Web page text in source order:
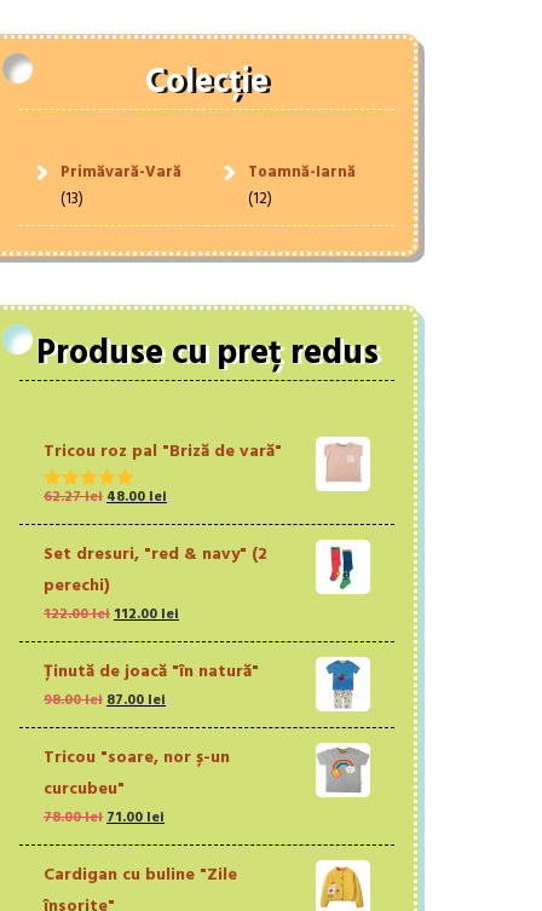
Colecție
Primăvară-Vară
(13)
Toamnă-Iarnă
(12)
Produse cu preț redus
Tricou roz pal "Briză de vară"
Evaluat la
62.27leiPrețul
inițial
a
fost:
62.27 lei.
48.00leiPrețul
curent
este:
48.00 lei.
Set dresuri, "red & navy" (2
perechi)
122.00leiPrețul
inițial
a
fost:
122.00 lei.
112.00leiPrețul
curent
este:
112.00 lei.
Ţinută de joacă "în natură"
98.00leiPrețul
inițial
a
fost:
98.00 lei.
87.00leiPrețul
curent
este:
87.00 lei.
Tricou "soare, nor ș-un
curcubeu"
78.00leiPrețul
inițial
a
fost:
71.00leiPrețul
curent
este:
71.00 lei.
Cardigan cu buline "Zile